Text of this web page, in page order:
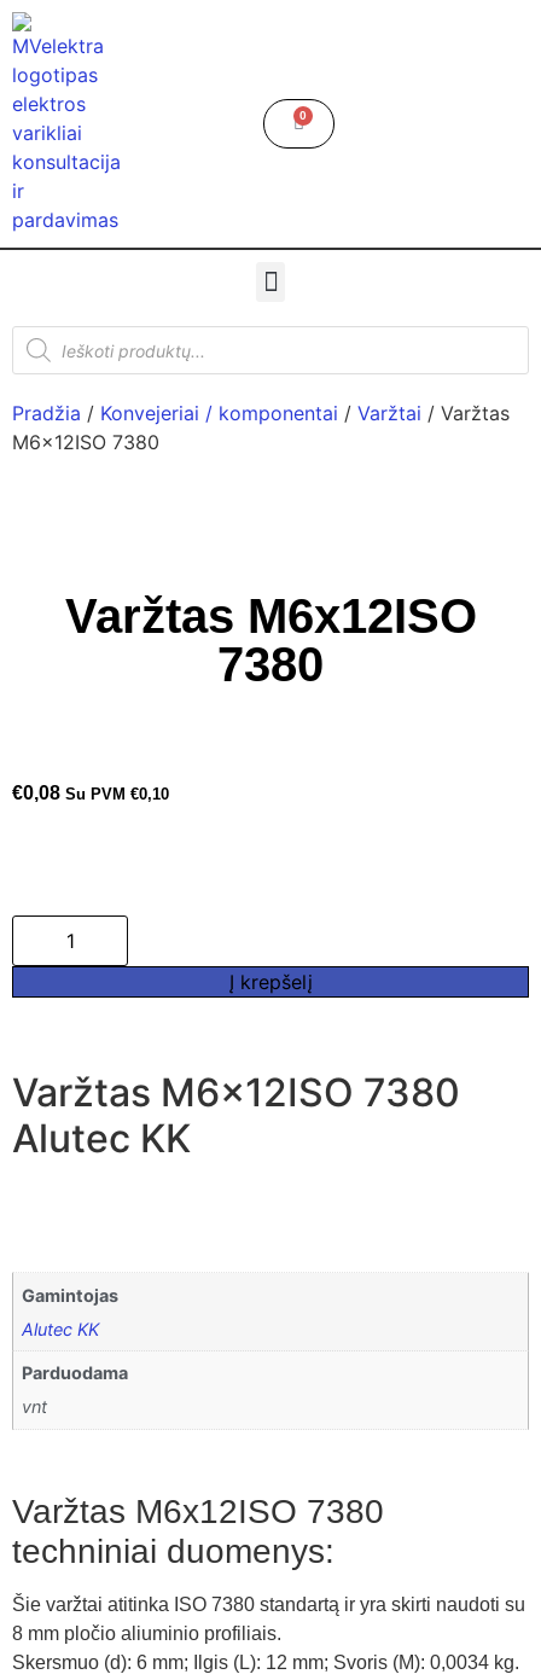
0
Pradžia / Konvejeriai / komponentai / Varžtai / Varžtas
M6x12ISO 7380
Varžtas M6x12ISO
7380
€0,08 Su PVM €0,10
Į krepšelį
Varžtas M6x12ISO 7380
Alutec KK
Gamintojas
Alutec KK
Parduodama
vnt
Varžtas M6x12ISO 7380
techniniai duomenys:
Šie varžtai atitinka ISO 7380 standartą ir yra skirti naudoti su
8 mm pločio aliuminio profiliais.
Skersmuo (d): 6 mm; Ilgis (L): 12 mm; Svoris (M): 0,0034 kg.